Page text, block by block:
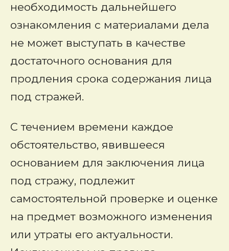
необходимость дальнейшего
ознакомления с материалами дела
не может выступать в качестве
достаточного основания для
продления срока содержания лица
под стражей.
С течением времени каждое
обстоятельство, явившееся
основанием для заключения лица
под стражу, подлежит
самостоятельной проверке и оценке
на предмет возможного изменения
или утраты его актуальности.